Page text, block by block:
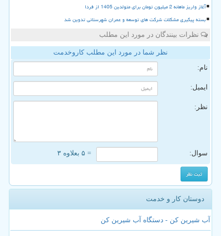
آغاز واریز ماهانه 2 میلیون تومان برای متولدین 1405 از فردا
بسته پیگیری مشکلات شرکت های توسعه و عمران شهرستانی تدوین شد
نظرات بینندگان در مورد این مطلب
نظر شما در مورد این مطلب کاروخدمت
نام:
ایمیل:
نظر:
سوال: = ۵ بعلاوه ۳
دوستان کار و خدمت
آب شیرین کن - دستگاه آب شیرین کن